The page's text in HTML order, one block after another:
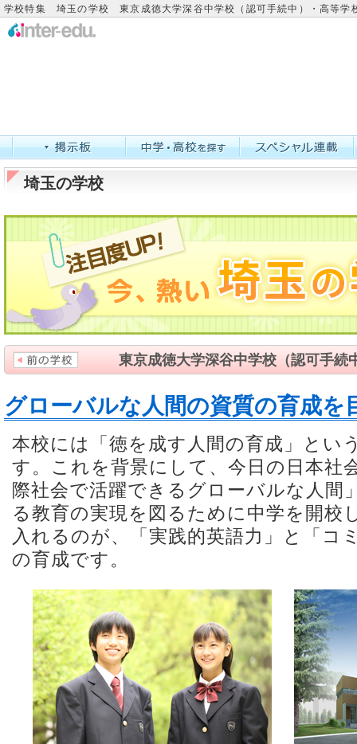
学校特集 埼玉の学校 東京成徳大学深谷中学校（認可手続中）・高等学
埼玉の学校
東京成徳大学深谷中学校（認可手続
グローバルな人間の資質の育成を
本校には「徳を成す人間の育成」とい
す。これを背景にして、今日の日本社
際社会で活躍できるグローバルな人間
る教育の実現を図るために中学を開校
入れるのが、「実践的英語力」と「コ
の育成です。